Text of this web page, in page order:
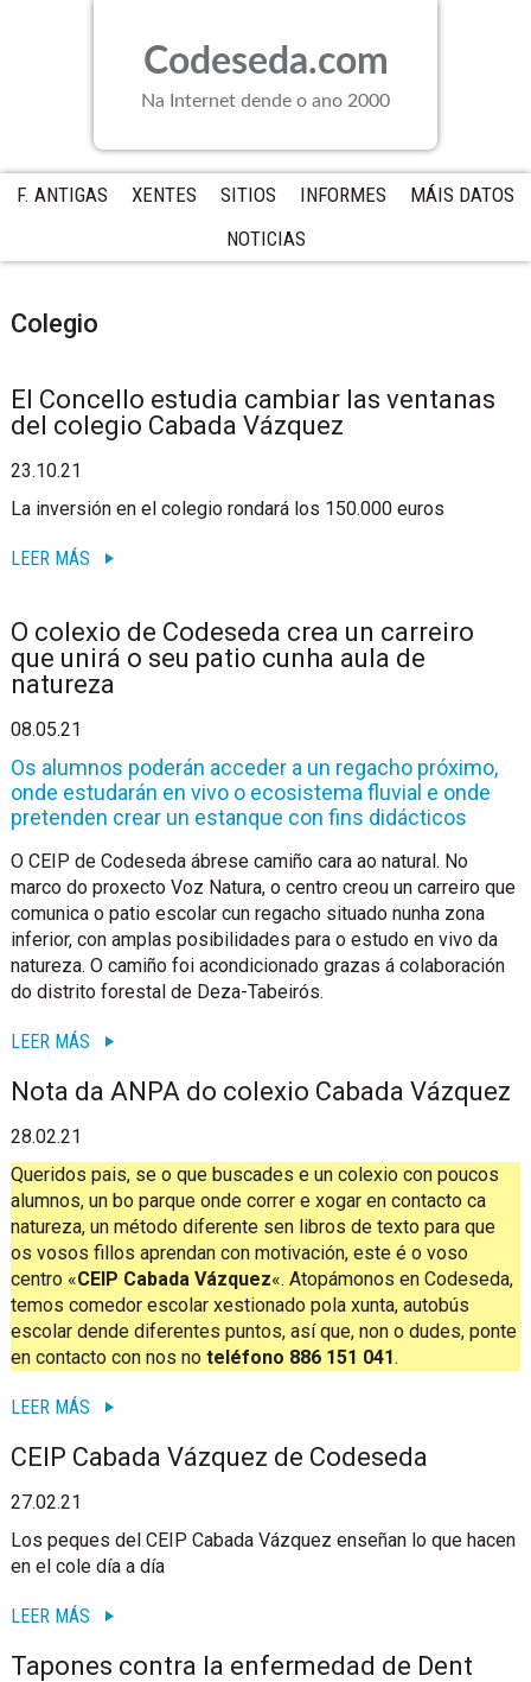
Codeseda.com
Na Internet dende o ano 2000
F. ANTIGAS XENTES SITIOS INFORMES
MÁIS DATOS
NOTICIAS
Colegio
El Concello estudia cambiar las ventanas
del colegio Cabada Vázquez
23.10.21
La inversión en el colegio rondará los 150.000 euros
LEER MÁS
O colexio de Codeseda crea un carreiro
que unirá o seu patio cunha aula de
natureza
08.05.21
Os alumnos poderán acceder a un regacho próximo,
onde estudarán en vivo o ecosistema fluvial e onde
pretenden crear un estanque con fins didácticos
O CEIP de Codeseda ábrese camiño cara ao natural. No
marco do proxecto Voz Natura, o centro creou un carreiro que
comunica o patio escolar cun regacho situado nunha zona
inferior, con amplas posibilidades para o estudo en vivo da
natureza. O camiño foi acondicionado grazas á colaboración
do distrito forestal de Deza-Tabeirós.
LEER MÁS
Nota da ANPA do colexio Cabada Vázquez
28.02.21
Queridos pais, se o que buscades e un colexio con poucos
alumnos, un bo parque onde correr e xogar en contacto ca
natureza, un método diferente sen libros de texto para que
os vosos fillos aprendan con motivación, este é o voso
centro «CEIP Cabada Vázquez«. Atopámonos en Codeseda,
temos comedor escolar xestionado pola xunta, autobús
escolar dende diferentes puntos, así que, non o dudes, ponte
en contacto con nos no teléfono 886 151 041.
LEER MÁS
CEIP Cabada Vázquez de Codeseda
27.02.21
Los peques del CEIP Cabada Vázquez enseñan lo que hacen
en el cole día a día
LEER MÁS
Tapones contra la enfermedad de Dent